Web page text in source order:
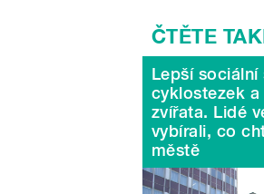
Lepší sociální
cyklostezek
zvířata. Lidé
vybírali, co
městě